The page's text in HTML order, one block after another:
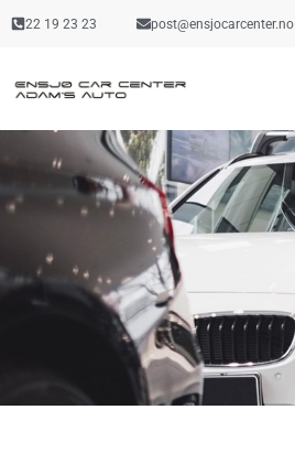
22 19 23 23 post@ensjocarcenter.no